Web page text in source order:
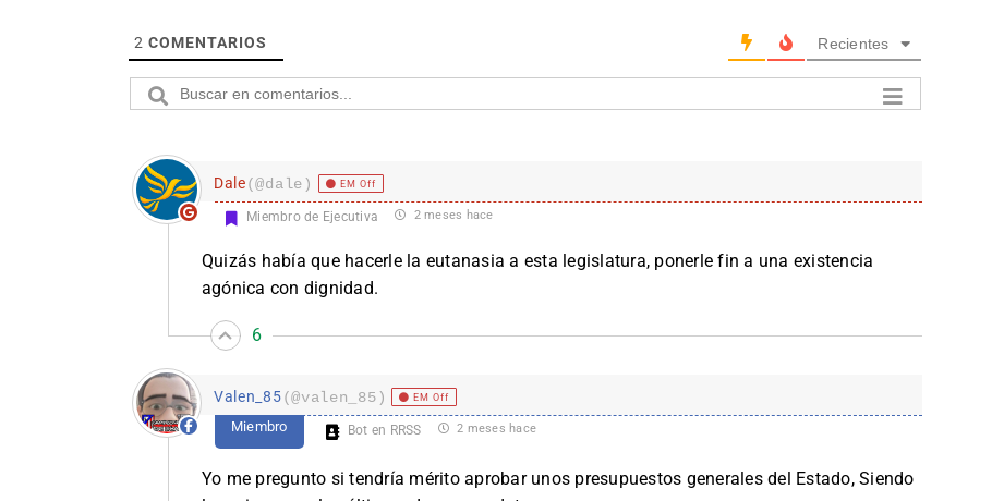
2 COMENTARIOS Recientes
Dale(@dale) EM Off
Miembro de Ejecutiva 2 meses hace
Quizás había que hacerle la eutanasia a esta legislatura, ponerle fin a una existencia
agónica con dignidad.
6
Valen_85(@valen_85) EM Off
Miembro Bot en RRSS 2 meses hace
Yo me pregunto si tendría mérito aprobar unos presupuestos generales del Estado, Siendo